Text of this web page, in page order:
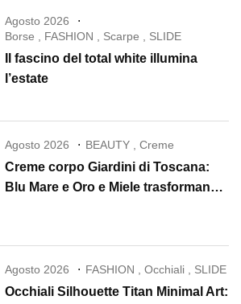
Agosto 2026
Borse
FASHION Scarpe SLIDE
Il fascino del total white illumina
l’estate
Agosto 2026 BEAUTY ,Creme
Creme corpo Giardini di Toscana:
Blu Mare e Oro e Miele trasformano
Agosto 2026 FASHION ,Occhiali SLIDE
Occhiali Silhouette Titan Minimal Art: